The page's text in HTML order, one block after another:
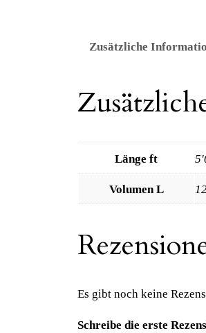
Zusätzliche
Länge ft
Volumen L
Es gibt noch keine
Schreibe die erste